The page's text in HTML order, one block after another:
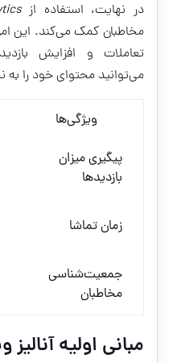
در نهایت، استفاده از
مخاطبان کمک می‌کند. این
تعاملات و افزایش
می‌توانید محتوای خود را به
ویژگی‌ها
پیگیری میزان
بازدیدها
زمان تماشا
جمعیت‌شناسی
مخاطبان
مبانی اولیه